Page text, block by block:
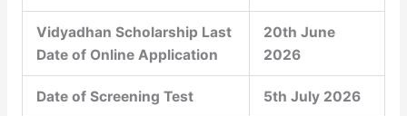
Vidyadhan Scholarship Last
Date of Online Application
20th June
2026
Date of Screening Test 5th July 2026